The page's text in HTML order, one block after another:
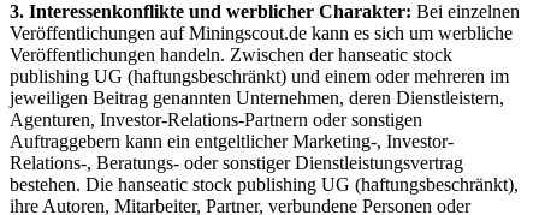
3. Interessenkonflikte und werblicher Charakter: Bei einzelnen
Veröffentlichungen auf Miningscout.de kann es sich um werbliche
Veröffentlichungen handeln. Zwischen der hanseatic stock
publishing UG (haftungsbeschränkt) und einem oder mehreren im
jeweiligen Beitrag genannten Unternehmen, deren Dienstleistern,
Agenturen, Investor-Relations-Partnern oder sonstigen
Auftraggebern kann ein entgeltlicher Marketing-, Investor-
Relations-, Beratungs- oder sonstiger Dienstleistungsvertrag
bestehen. Die hanseatic stock publishing UG (haftungsbeschränkt),
ihre Autoren, Mitarbeiter, Partner, verbundene Personen oder